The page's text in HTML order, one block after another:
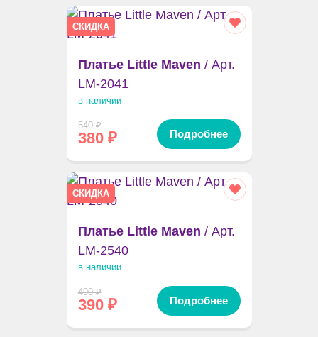
СКИДКА
Платье Little Maven / Арт.
LM-2041
в наличии
540₽
380₽ Подробнее
СКИДКА
Платье Little Maven / Арт.
LM-2540
в наличии
490₽
390₽ Подробнее